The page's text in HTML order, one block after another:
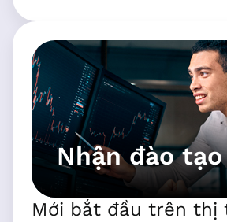
Nhận đào tạo
Mới bắt đầu trên thị